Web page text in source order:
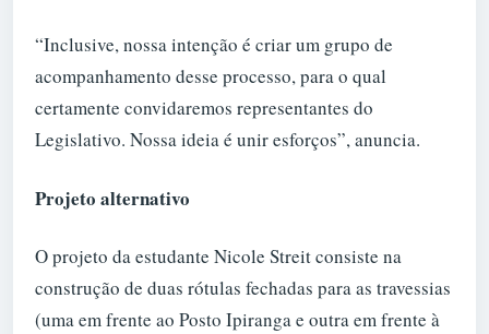
“Inclusive, nossa intenção é criar um grupo de
acompanhamento desse processo, para o qual
certamente convidaremos representantes do
Legislativo. Nossa ideia é unir esforços”, anuncia.
Projeto alternativo
O projeto da estudante Nicole Streit consiste na
construção de duas rótulas fechadas para as travessias
(uma em frente ao Posto Ipiranga e outra em frente à